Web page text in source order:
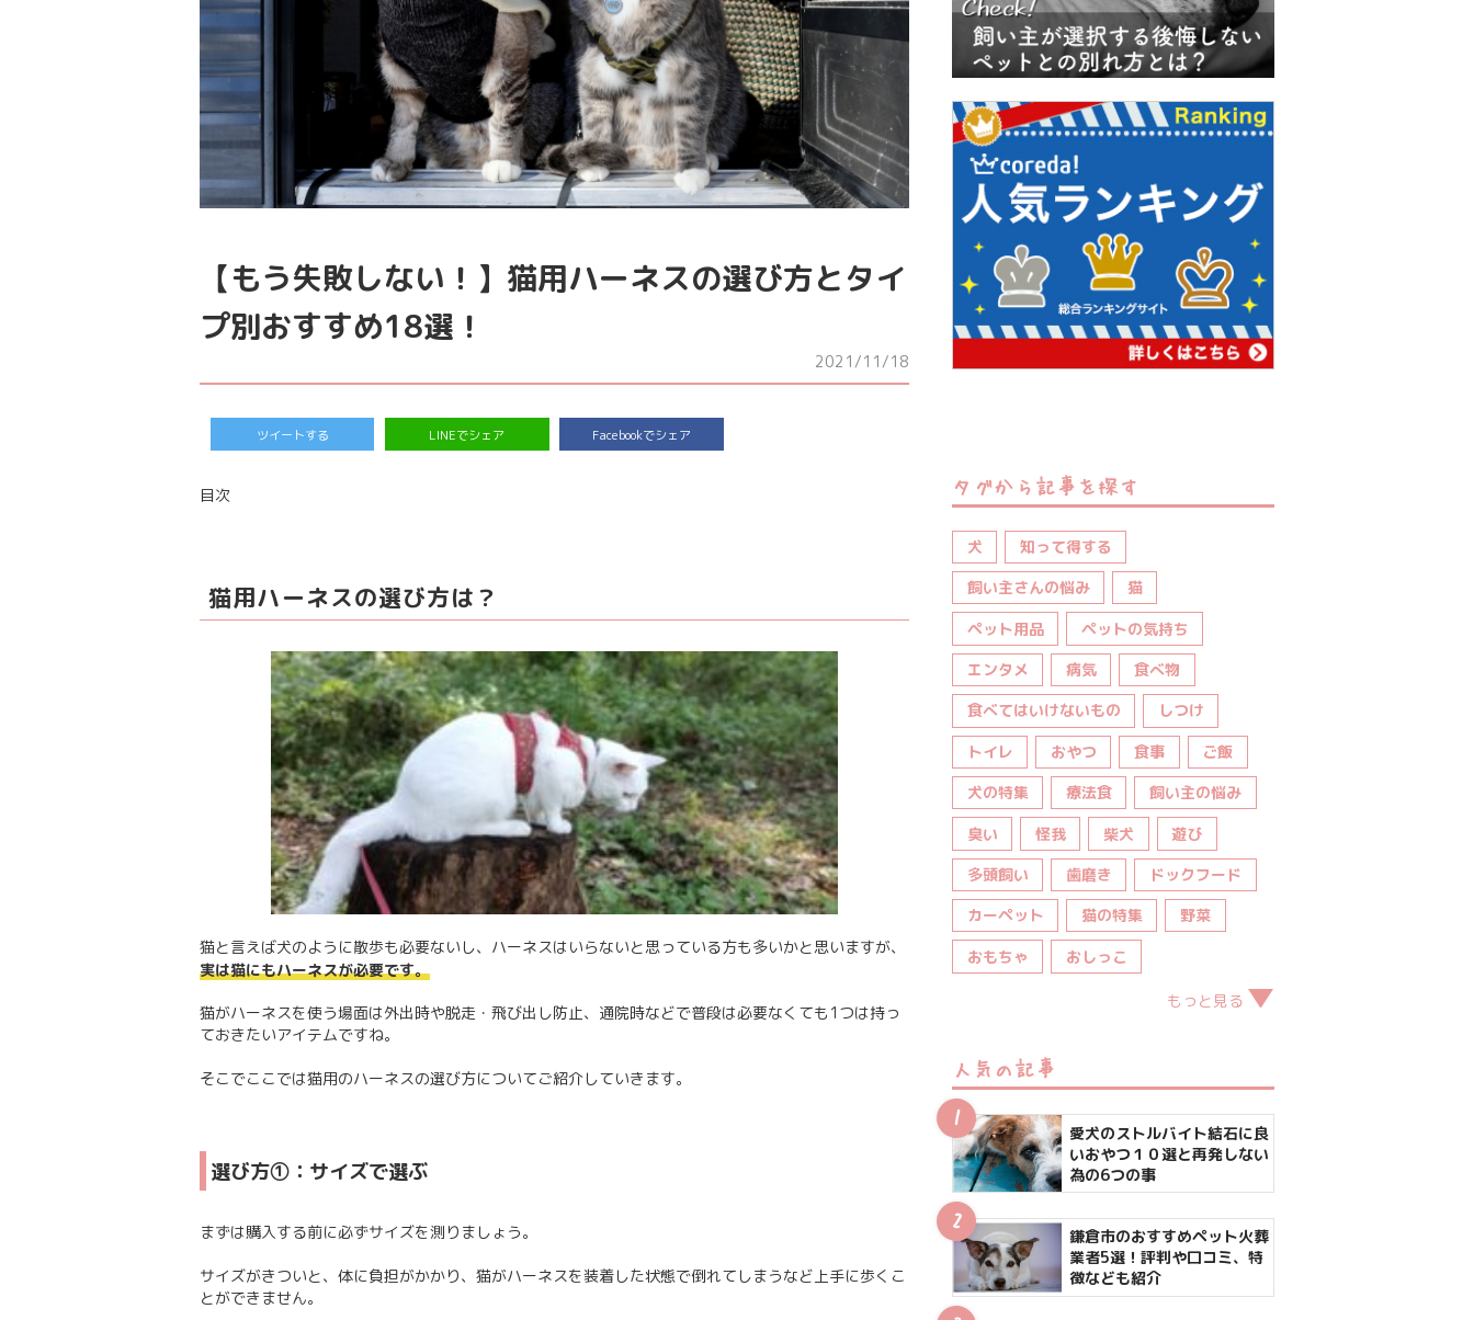
【もう失敗しない！】猫用ハーネスの選び方とタイ
プ別おすすめ18選！
2021/11/18
ツイートする LINEでシェア Facebookでシェア
目次
猫用ハーネスの選び方は？
猫と言えば犬のように散歩も必要ないし、ハーネスはいらないと思っている方も多いかと思いますが、
実は猫にもハーネスが必要です。
猫がハーネスを使う場面は外出時や脱走・飛び出し防止、通院時などで普段は必要なくても1つは持っ
ておきたいアイテムですね。
そこでここでは猫用のハーネスの選び方についてご紹介していきます。
選び方①：サイズで選ぶ
まずは購入する前に必ずサイズを測りましょう。
サイズがきついと、体に負担がかかり、猫がハーネスを装着した状態で倒れてしまうなど上手に歩くこ
とができません。
タグから記事を探す
犬
知って得する
飼い主さんの悩み
猫
ペット用品
ペットの気持ち
エンタメ
病気
食べ物
食べてはいけないもの
しつけ
トイレ
おやつ 食事
ご飯
犬の特集
療法食
飼い主の悩み
臭い
怪我 柴犬
遊び
多頭飼い
歯磨き
ドックフード
カーペット
猫の特集
野菜
おもちゃ
おしっこ
もっと見る
人気の記事
愛犬のストルバイト結石に良
いおやつ１０選と再発しない
為の6つの事
鎌倉市のおすすめペット火葬
業者5選！評判や口コミ、特
徴なども紹介